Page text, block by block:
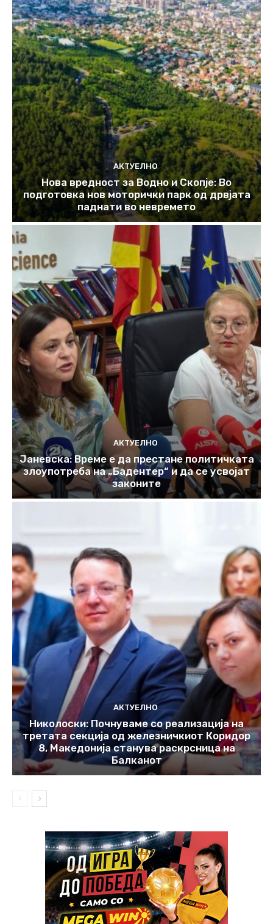
АКТУЕЛНО
Нова вредност за Водно и Скопје: Во
подготовка нов моторички парк од дрвјата
паднати во невремето
АКТУЕЛНО
Јаневска: Време е да престане политичката
злоупотреба на „Бадентер“ и да се усвојат
законите
АКТУЕЛНО
Николоски: Почнуваме со реализација на
третата секција од железничкиот Коридор
8, Македонија станува раскрсница на
Балканот